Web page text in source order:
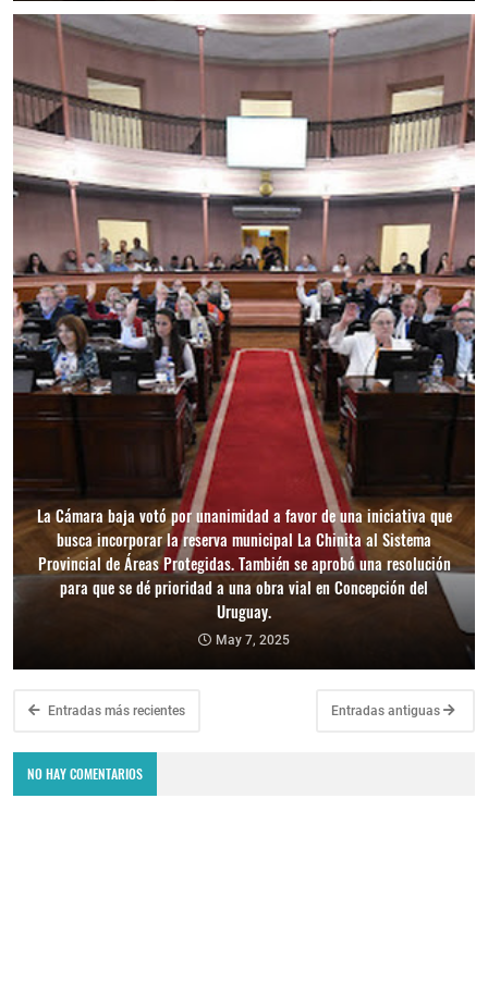
La Cámara baja votó por unanimidad a favor de una iniciativa que
busca incorporar la reserva municipal La Chinita al Sistema
Provincial de Áreas Protegidas. También se aprobó una resolución
para que se dé prioridad a una obra vial en Concepción del
Uruguay.
May 7, 2025
Entradas más recientes Entradas antiguas
NO HAY COMENTARIOS